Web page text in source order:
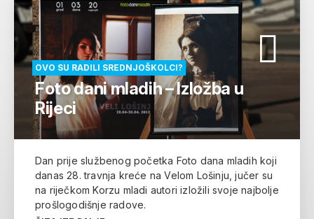
OVO SU RADILI SREDNJOŠKOLCI?
Foto dani mladih – Izložba u
Rijeci
Dan prije službenog početka Foto dana mladih koji
danas 28. travnja kreće na Velom Lošinju, jučer su
na riječkom Korzu mladi autori izložili svoje najbolje
prošlogodišnje radove.